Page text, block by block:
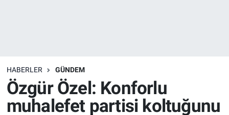
HABERLER GÜNDEM
Özgür Özel: Konforlu
muhalefet partisi koltuğunu